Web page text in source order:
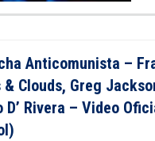
Anticomunista –
& Clouds, Greg
D’ Rivera – Video